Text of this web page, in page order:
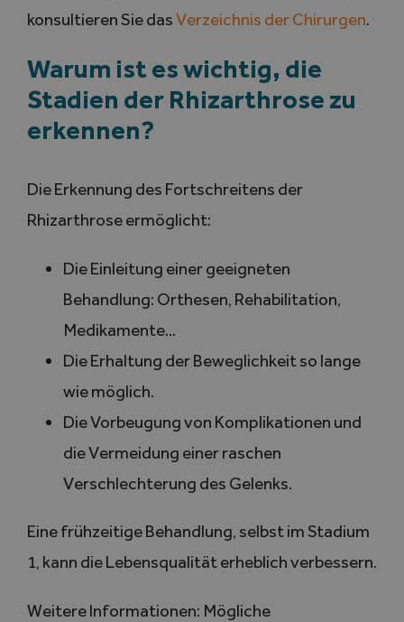
konsultieren Sie dasVerzeichnis der Chirurgen.
Warum ist es wichtig, die
Stadien der Rhizarthrose zu
erkennen?
Die Erkennung des Fortschreitens der
Rhizarthrose ermöglicht:
Die Einleitung einer geeigneten
Behandlung: Orthesen, Rehabilitation,
Medikamente…
Die Erhaltung der Beweglichkeit so lange
wie möglich.
Die Vorbeugung von Komplikationen und
die Vermeidung einer raschen
Verschlechterung des Gelenks.
Eine frühzeitige Behandlung, selbst im Stadium
1, kann die Lebensqualität erheblich verbessern.
Weitere Informationen: Mögliche